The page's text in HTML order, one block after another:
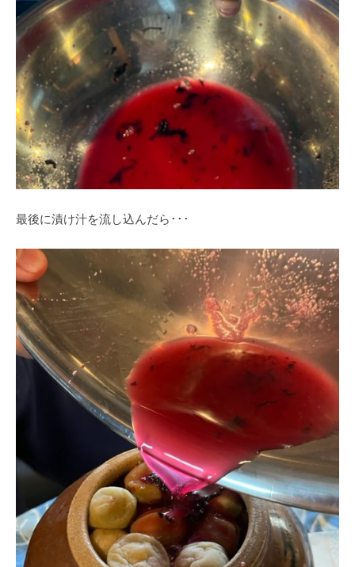
最後に漬け汁を流し込んだら･･･